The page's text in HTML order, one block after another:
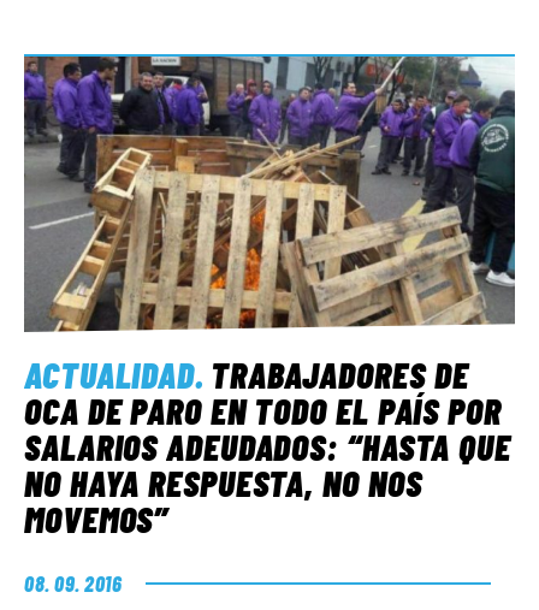
ACTUALIDAD. TRABAJADORES DE
OCA DE PARO EN TODO EL PAÍS POR
SALARIOS ADEUDADOS: “HASTA QUE
NO HAYA RESPUESTA, NO NOS
MOVEMOS”
08. 09. 2016